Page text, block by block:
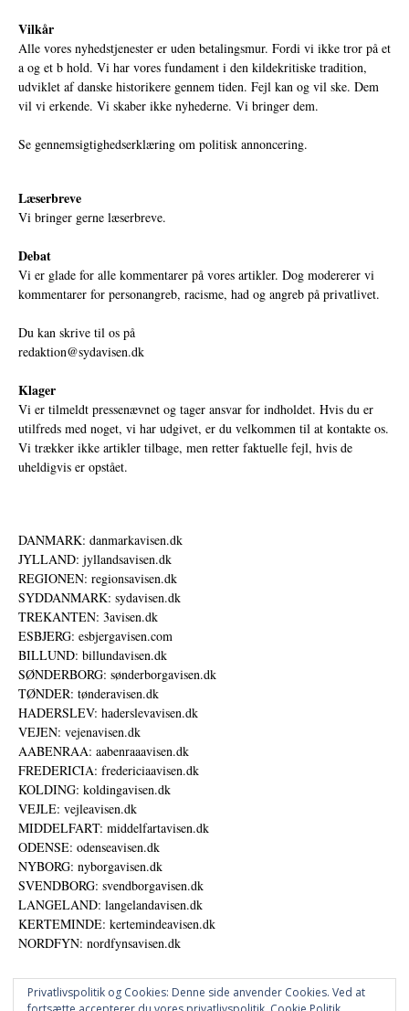
Vilkår
Alle vores nyhedstjenester er uden betalingsmur. Fordi vi ikke tror på et
a og et b hold. Vi har vores fundament i den kildekritiske tradition,
udviklet af danske historikere gennem tiden. Fejl kan og vil ske. Dem
vil vi erkende. Vi skaber ikke nyhederne. Vi bringer dem.
Se gennemsigtighedserklæring om politisk annoncering.
Læserbreve
Vi bringer gerne læserbreve.
Debat
Vi er glade for alle kommentarer på vores artikler. Dog modererer vi
kommentarer for personangreb, racisme, had og angreb på privatlivet.
Du kan skrive til os på
redaktion@sydavisen.dk
Klager
Vi er tilmeldt pressenævnet og tager ansvar for indholdet. Hvis du er
utilfreds med noget, vi har udgivet, er du velkommen til at kontakte os.
Vi trækker ikke artikler tilbage, men retter faktuelle fejl, hvis de
uheldigvis er opstået.
DANMARK: danmarkavisen.dk
JYLLAND: jyllandsavisen.dk
REGIONEN: regionsavisen.dk
SYDDANMARK: sydavisen.dk
TREKANTEN: 3avisen.dk
ESBJERG: esbjergavisen.com
BILLUND: billundavisen.dk
SØNDERBORG: sønderborgavisen.dk
TØNDER: tønderavisen.dk
HADERSLEV: haderslevavisen.dk
VEJEN: vejenavisen.dk
AABENRAA: aabenraaavisen.dk
FREDERICIA: fredericiaavisen.dk
KOLDING: koldingavisen.dk
VEJLE: vejleavisen.dk
MIDDELFART: middelfartavisen.dk
ODENSE: odenseavisen.dk
NYBORG: nyborgavisen.dk
SVENDBORG: svendborgavisen.dk
LANGELAND: langelandavisen.dk
KERTEMINDE: kertemindeavisen.dk
NORDFYN: nordfynsavisen.dk
Privatlivspolitik og Cookies: Denne side anvender Cookies. Ved at